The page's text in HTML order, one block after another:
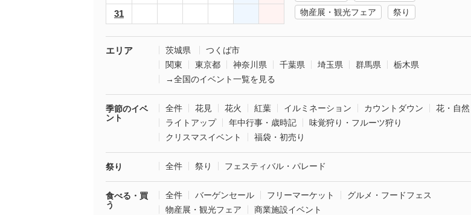
31
物産展・観光フェア
祭り
エリア 茨城県
つくば市
関東
東京都 神奈川県 千葉県 埼玉県 群馬県
栃木県
→全国のイベント一覧を見る
季節のイベ
ント
全件 花見 花火 紅葉 イルミネーション カウントダウン
花・自然
ライトアップ
年中行事・歳時記
味覚狩り・フルーツ狩り
クリスマスイベント
福袋・初売り
祭り 全件 祭り フェスティバル・パレード
食べる・買
う
全件 バーゲンセール フリーマーケット
グルメ・フードフェス
物産展・観光フェア
商業施設イベント